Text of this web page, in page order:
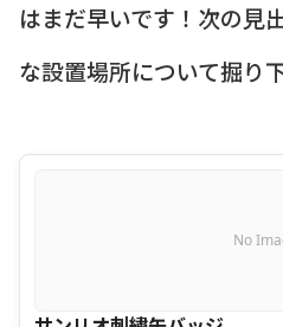
はまだ早いです！次の見
な設置場所について掘り
No